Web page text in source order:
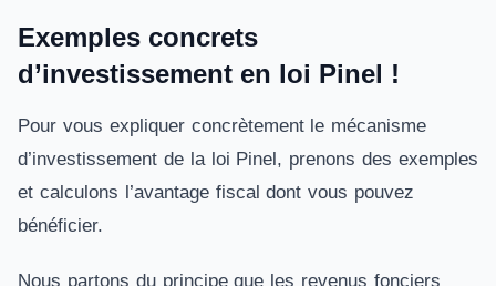
Exemples concrets
d’investissement en loi Pinel !
Pour vous expliquer concrètement le mécanisme
d’investissement de la loi Pinel, prenons des exemples
et calculons l’avantage fiscal dont vous pouvez
bénéficier.
Nous partons du principe que les revenus fonciers